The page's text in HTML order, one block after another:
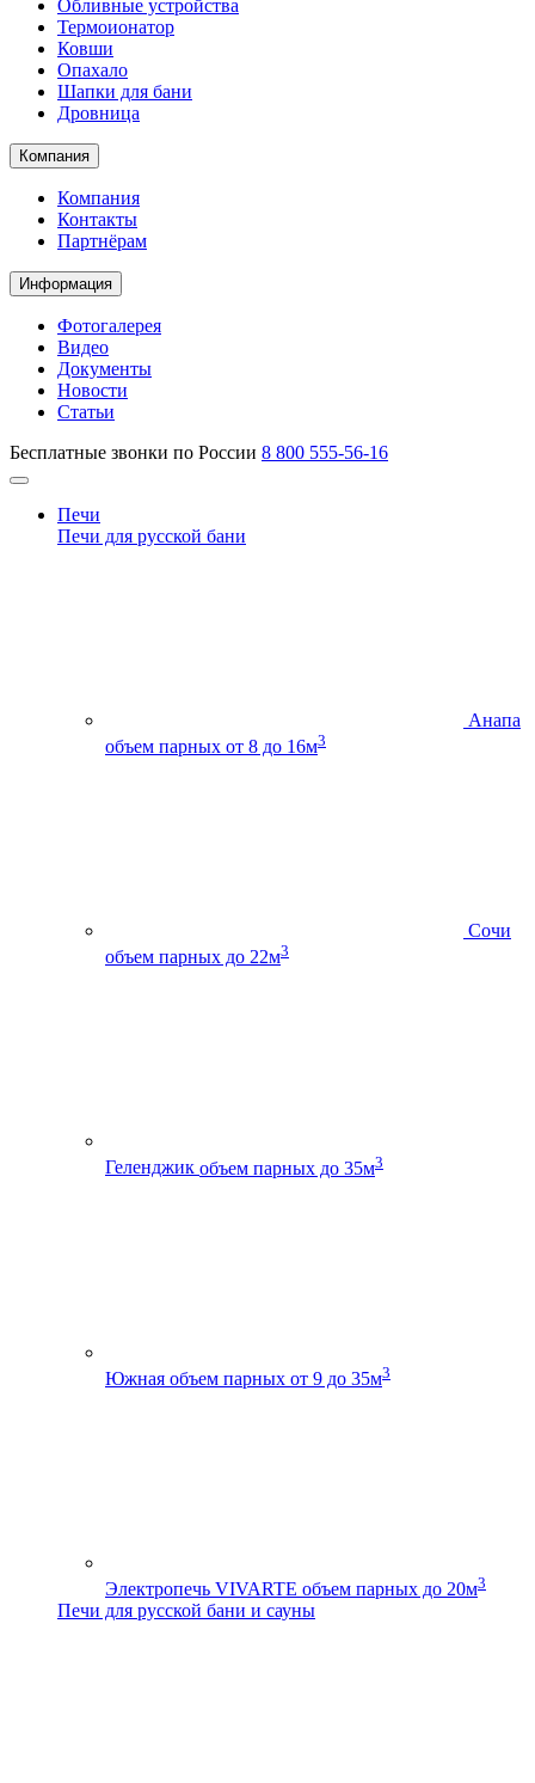
Обливные устройства
Термоионатор
Ковши
Опахало
Шапки для бани
Дровница
Компания
Компания
Контакты
Партнёрам
Информация
Фотогалерея
Видео
Документы
Новости
Статьи
Бесплатные звонки по России 8 800 555-56-16
Печи
Печи для русской бани
Анапа
объем парных от 8 до 16м3
Сочи
объем парных до 22м3
Геленджик объем парных до 35м3
Южная объем парных от 9 до 35м3
Электропечь VIVARTE объем парных до 20м3
Печи для русской бани и сауны